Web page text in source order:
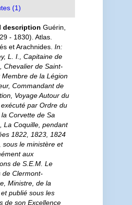
(1)
description Guérin,
- 1830). Atlas.
et Arachnides. In:
L. I., Capitaine de
Chevalier de Saint-
Membre de la Légion
Commandant de
Voyage Autour du
par Ordre du
Corvette de Sa
La Coquille, pendant
1822, 1823, 1824
sous le ministère et
aux
de S.E.M. Le
de Clermont-
Ministre, de la
publié sous les
de son Excellence